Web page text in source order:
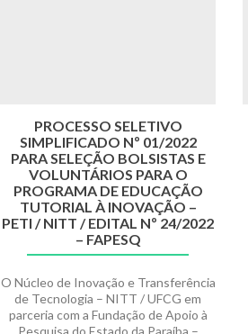
PROCESSO SELETIVO
SIMPLIFICADO Nº 01/2022
PARA SELEÇÃO BOLSISTAS E
VOLUNTÁRIOS PARA O
PROGRAMA DE EDUCAÇÃO
TUTORIAL À INOVAÇÃO –
PETI / NITT / EDITAL Nº 24/2022
– FAPESQ
O Núcleo de Inovação e Transferência
de Tecnologia – NITT / UFCG em
parceria com a Fundação de Apoio à
Pesquisa do Estado da Paraíba –